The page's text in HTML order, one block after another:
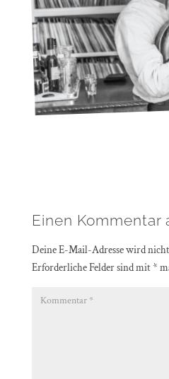
Einen Kommentar
Deine E-Mail-Adresse wird
Erforderliche Felder sind mit*